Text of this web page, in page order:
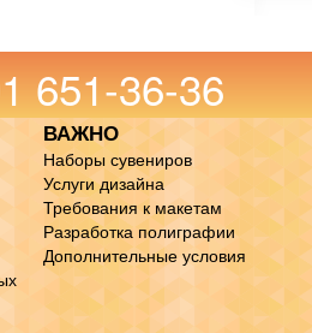
651-36-36
ВАЖНО
Наборы сувениров
Услуги дизайна
Требования к макетам
Разработка полиграфии
Дополнительные условия